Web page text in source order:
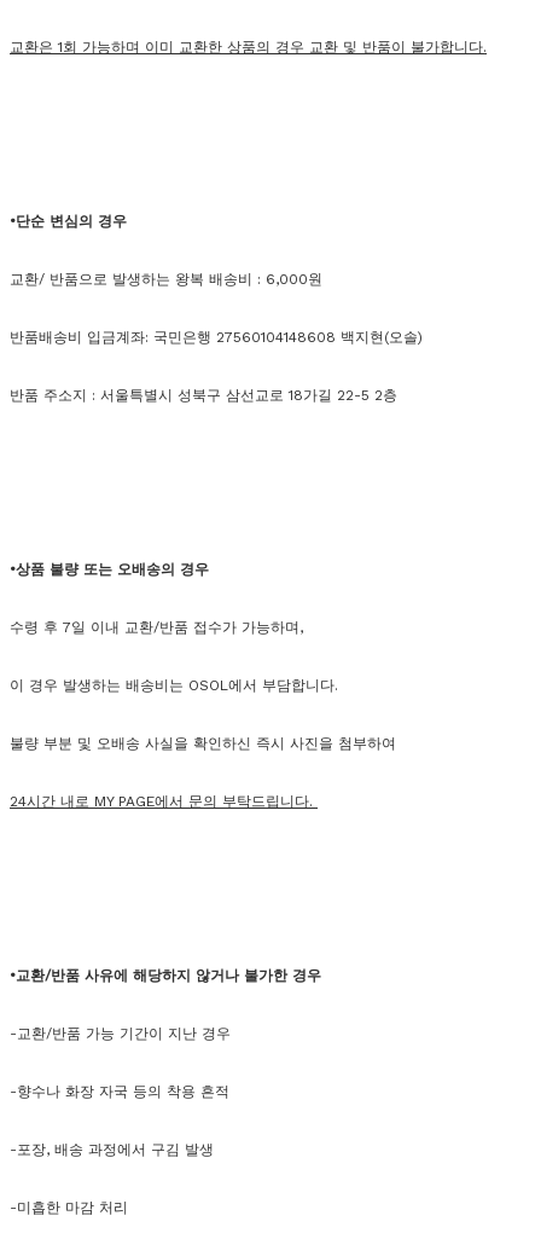
교환은 1회 가능하며 이미 교환한 상품의 경우 교환 및 반품이 불가합니다.
•단순 변심의 경우
교환/ 반품으로 발생하는 왕복 배송비 : 6,000원
반품배송비 입금계좌: 국민은행 27560104148608 백지현(오솔)
반품 주소지 : 서울특별시 성북구 삼선교로 18가길 22-5 2층
•상품 불량 또는 오배송의 경우
수령 후 7일 이내 교환/반품 접수가 가능하며,
이 경우 발생하는 배송비는 OSOL에서 부담합니다.
불량 부분 및 오배송 사실을 확인하신 즉시 사진을 첨부하여
24시간 내로 MY PAGE에서 문의 부탁드립니다.
•교환/반품 사유에 해당하지 않거나 불가한 경우
-교환/반품 가능 기간이 지난 경우
-향수나 화장 자국 등의 착용 흔적
-포장, 배송 과정에서 구김 발생
-미흡한 마감 처리